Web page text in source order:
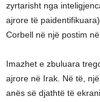
zyrtarisht nga
ajrore të
Corbell në një postim në
Imazhet e zbuluara
ajrore në Irak. Në të,
anës së djathtë të